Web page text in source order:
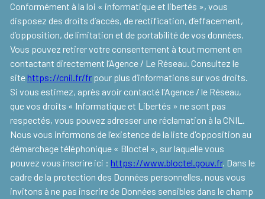
Conformément à la loi « informatique et libertés », vous
disposez des droits d’accès, de rectification, d’effacement,
d’opposition, de limitation et de portabilité de vos données.
Vous pouvez retirer votre consentement à tout moment en
contactant directement l’Agence / Le Réseau. Consultez le
sitehttps://cnil.fr/fr pour plus d’informations sur vos droits.
Si vous estimez, après avoir contacté l'Agence / le Réseau,
que vos droits « Informatique et Libertés » ne sont pas
respectés, vous pouvez adresser une réclamation à la CNIL.
Nous vous informons de l’existence de la liste d'opposition au
démarchage téléphonique « Bloctel », sur laquelle vous
pouvez vous inscrire ici : https://www.bloctel.gouv.fr. Dans le
cadre de la protection des Données personnelles, nous vous
invitons à ne pas inscrire de Données sensibles dans le champ